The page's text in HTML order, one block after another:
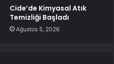
Cide’de Kimyasal Atık
Temizliği Başladı
Ağustos 5, 2026